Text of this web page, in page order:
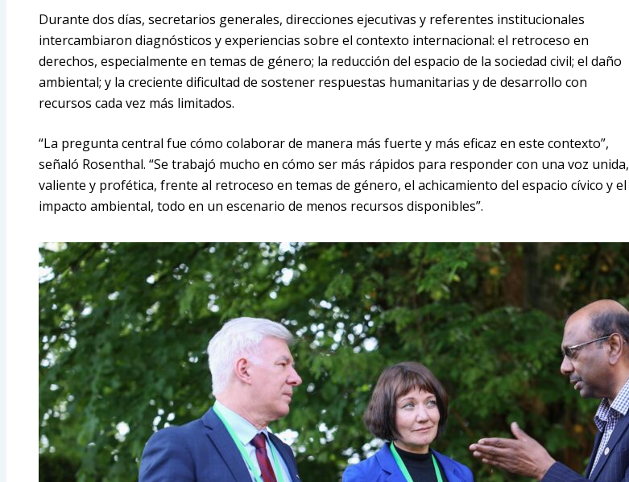
Durante dos días, secretarios generales, direcciones ejecutivas y referentes institucionales
intercambiaron diagnósticos y experiencias sobre el contexto internacional: el retroceso en
derechos, especialmente en temas de género; la reducción del espacio de la sociedad civil; el daño
ambiental; y la creciente dificultad de sostener respuestas humanitarias y de desarrollo con
recursos cada vez más limitados.
“La pregunta central fue cómo colaborar de manera más fuerte y más eficaz en este contexto”,
señaló Rosenthal. “Se trabajó mucho en cómo ser más rápidos para responder con una voz unida,
valiente y profética, frente al retroceso en temas de género, el achicamiento del espacio cívico y el
impacto ambiental, todo en un escenario de menos recursos disponibles”.